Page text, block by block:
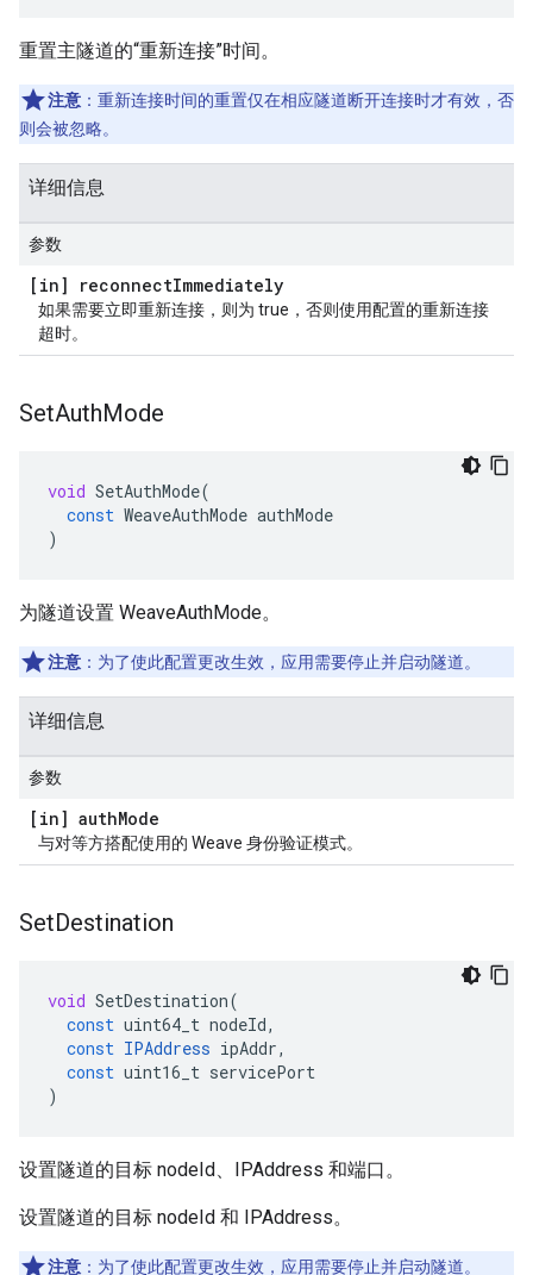
重置主隧道的“重新连接”时间。
注意 ：重新连接时间的重置仅在相应隧道断开连接时才有效，否
则会被忽略。
详细信息
参数
[in] reconnectImmediately
如果需要立即重新连接，则为 true，否则使用配置的重新连接
超时。
SetAuthMode
void SetAuthMode(
const WeaveAuthMode authMode
)
为隧道设置 WeaveAuthMode。
注意 ：为了使此配置更改生效，应用需要停止并启动隧道。
详细信息
参数
[in] authMode
与对等方搭配使用的 Weave 身份验证模式。
SetDestination
void SetDestination(
const uint64_t nodeId,
const IPAddress ipAddr,
const uint16_t servicePort
)
设置隧道的目标 nodeId、IPAddress 和端口。
设置隧道的目标 nodeId 和 IPAddress。
注意 ：为了使此配置更改生效，应用需要停止并启动隧道。